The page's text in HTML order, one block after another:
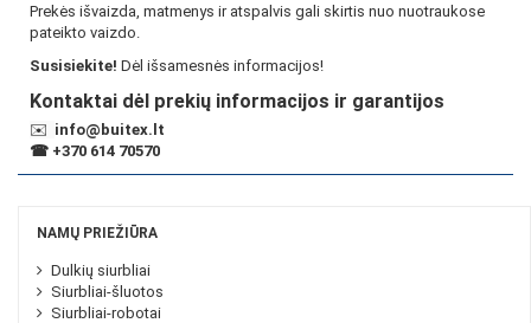
Prekės išvaizda, matmenys ir atspalvis gali skirtis nuo nuotraukose
pateikto vaizdo.
Susisiekite! Dėl išsamesnės informacijos!
Kontaktai dėl prekių informacijos ir garantijos
✉️ info@buitex.lt
☎ +370 614 70570
NAMŲ PRIEŽIŪRA
Dulkių siurbliai
Siurbliai-šluotos
Siurbliai-robotai